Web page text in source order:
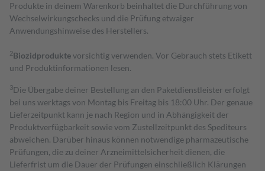
Produkte in deinem Warenkorb beinhaltet die Durchführung von
Wechselwirkungschecks und die Prüfung etwaiger
Anwendungshinweise des Herstellers.
2Biozidproduktevorsichtig verwenden. Vor Gebrauch stets Etikett
und Produktinformationen lesen.
3Die Übergabe deiner Bestellung an den Paketdienstleister erfolgt
bei uns werktags von Montag bis Freitag bis 18:00 Uhr. Der genaue
Lieferzeitpunkt kann je nach Region und in Abhängigkeit der
Produktverfügbarkeit sowie vom Zustellzeitpunkt des Spediteurs
abweichen. Darüber hinaus können notwendige pharmazeutische
Prüfungen, die zu deiner Arzneimittelsicherheit dienen, die
Lieferfrist um die Dauer der Prüfungen einschließlich Klärungen